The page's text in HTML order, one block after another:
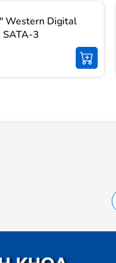
Western Digital
SATA-3